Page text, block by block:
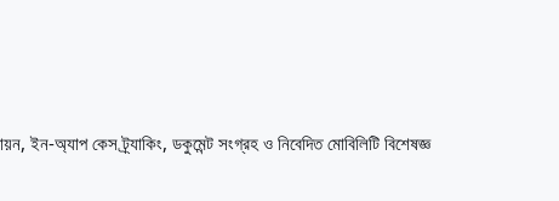
অ্যাপ কেস ট্র্যাকিং, ডকুমেন্ট সংগ্রহ ও নিবেদিত মোবিলিটি বিশেষজ্ঞ